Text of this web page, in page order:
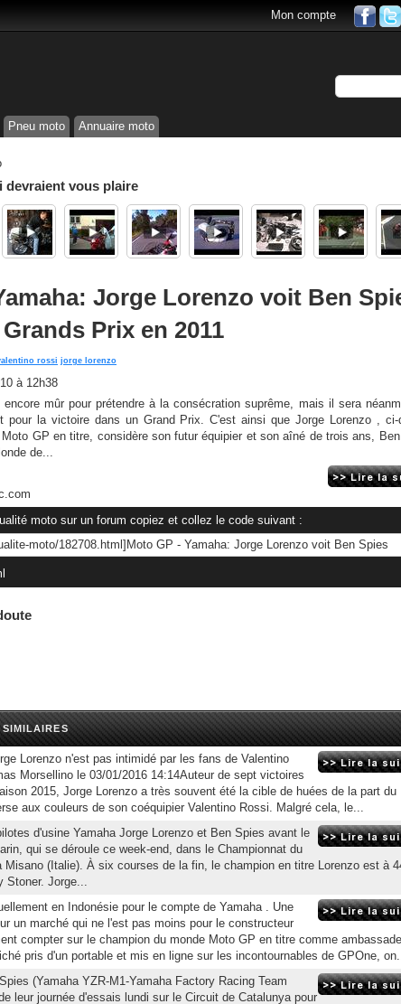
Mon compte
Pneu moto Annuaire moto
devraient vous plaire
Jorge Lorenzo voit Ben
Prix en 2011
rossi jorge lorenzo
à 12h38
encore mûr pour prétendre à la consécration suprême, mais il sera
pour la victoire dans un Grand Prix. C'est ainsi que Jorge Lorenzo , ci-
GP en titre, considère son futur équipier et son aîné de trois ans,
de...
moto sur un forum copiez et collez le code suivant :
Lorenzo n'est pas intimidé par les fans de Valentino
Morsellino le 03/01/2016 14:14Auteur de sept victoires
2015, Jorge Lorenzo a très souvent été la cible de huées de la part du
aux couleurs de son coéquipier Valentino Rossi. Malgré cela, le...
d'usine Yamaha Jorge Lorenzo et Ben Spies avant le
qui se déroule ce week-end, dans le Championnat du
Misano (Italie). À six courses de la fin, le champion en titre Lorenzo est à
Stoner. Jorge...
en Indonésie pour le compte de Yamaha . Une
un marché qui ne l'est pas moins pour le constructeur
compter sur le champion du monde Moto GP en titre comme
pris d'un portable et mis en ligne sur les incontournables de GPOne,
(Yamaha YZR-M1-Yamaha Factory Racing Team
leur journée d'essais lundi sur le Circuit de Catalunya pour